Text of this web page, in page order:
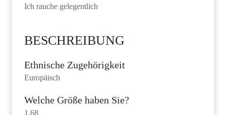
Ich rauche gelegentlich
BESCHREIBUNG
Ethnische Zugehörigkeit
Europäisch
Welche Größe haben Sie?
1,68